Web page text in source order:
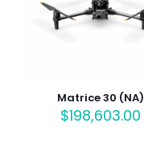
Matrice 30 (NA)
$198,603.00